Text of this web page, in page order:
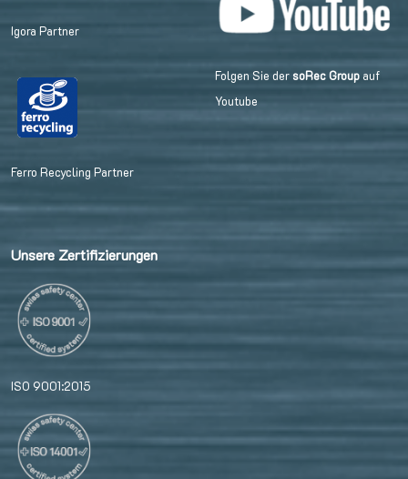
Igora Partner
Ferro Recycling Partner
Folgen Sie dersoRec Group auf
Youtube
Unsere Zertifizierungen
ISO 9001:2015